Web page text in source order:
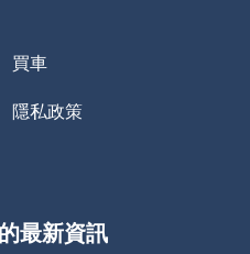
買車
隱私政策
最新資訊